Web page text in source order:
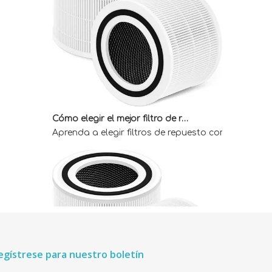
Aprenda a elegir filtros de repuesto compatibles
para nuestro boletín